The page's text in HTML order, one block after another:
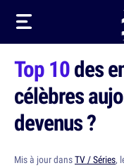
Top 10des
célèbres
devenus ?
Mis à jour dansTV / Séries,